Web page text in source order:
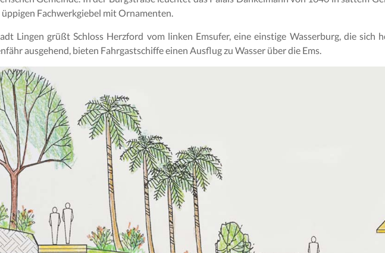
Fachwerkgiebel mit Ornamenten.
Lingen grüßt Schloss Herzford vom linken Emsufer, eine einstige Wasserburg, die sich
ausgehend, bieten Fahrgastschiffe einen Ausflug zu Wasser über die Ems.